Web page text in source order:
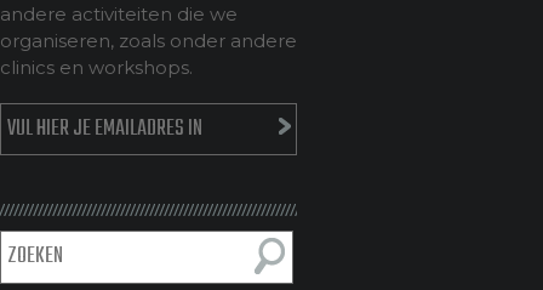
andere activiteiten die we
organiseren, zoals onder andere
clinics en workshops.